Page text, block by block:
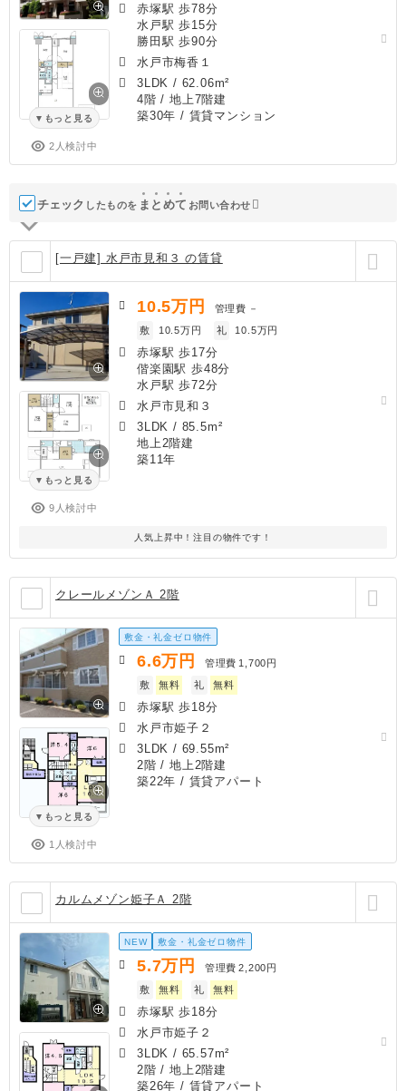
もっと見る
2人検討中
赤塚駅 歩78分
水戸駅 歩15分
勝田駅 歩90分
水戸市梅香１
3LDK / 62.06m²
4階 / 地上7階建
築30年 / 賃貸マンション
チェック したものを ま と めて お問い合わせ
[一戸建] 水戸市見和３ の賃貸
もっと見る
9人検討中
10.5万円 管理費 －
敷
10.5万円 礼 10.5万円
赤塚駅 歩17分
偕楽園駅 歩48分
水戸駅 歩72分
水戸市見和３
3LDK / 85.5m²
地上2階建
築11年
人気上昇中！注目の物件です！
クレールメゾンＡ 2階
もっと見る
1人検討中
敷金・礼金ゼロ物件
6.6万円 管理費 1,700円
敷
無料 礼 無料
赤塚駅 歩18分
水戸市姫子２
3LDK / 69.55m²
2階 / 地上2階建
築22年 / 賃貸アパート
カルムメゾン姫子Ａ 2階
NEW 敷金・礼金ゼロ物件
5.7万円 管理費 2,200円
敷
無料 礼 無料
赤塚駅 歩18分
水戸市姫子２
3LDK / 65.57m²
2階 / 地上2階建
築26年 / 賃貸アパート